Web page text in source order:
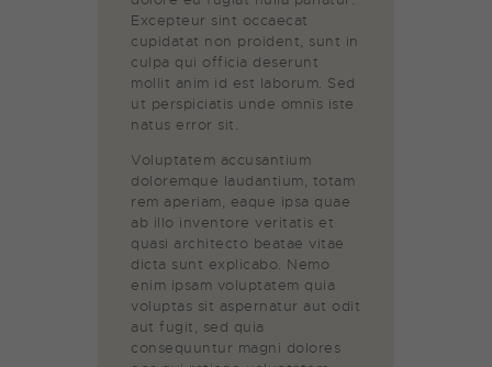
Excepteur sint occaecat
cupidatat non proident, sunt in
culpa qui officia deserunt
mollit anim id est laborum. Sed
ut perspiciatis unde omnis iste
natus error sit.
Voluptatem accusantium
doloremque laudantium, totam
rem aperiam, eaque ipsa quae
ab illo inventore veritatis et
quasi architecto beatae vitae
dicta sunt explicabo. Nemo
enim ipsam voluptatem quia
voluptas sit aspernatur aut odit
aut fugit, sed quia
consequuntur magni dolores